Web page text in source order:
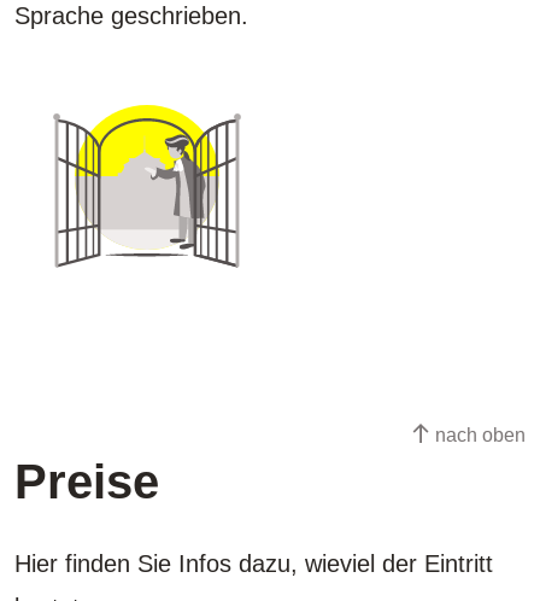
Sprache geschrieben.
nach oben
Preise
Hier finden Sie Infos dazu, wieviel der Eintritt